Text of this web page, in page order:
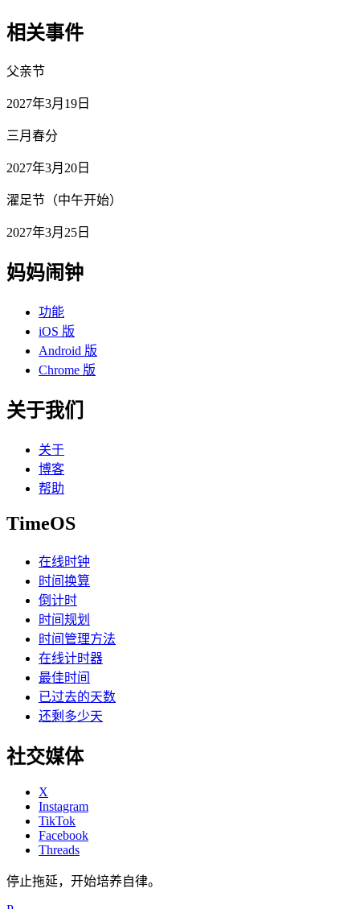
相关事件
父亲节
2027年3月19日
三月春分
2027年3月20日
濯足节（中午开始）
2027年3月25日
妈妈闹钟
功能
iOS 版
Android 版
Chrome 版
关于我们
关于
博客
帮助
TimeOS
在线时钟
时间换算
倒计时
时间规划
时间管理方法
在线计时器
最佳时间
已过去的天数
还剩多少天
社交媒体
X
Instagram
TikTok
Facebook
Threads
停止拖延，开始培养自律。